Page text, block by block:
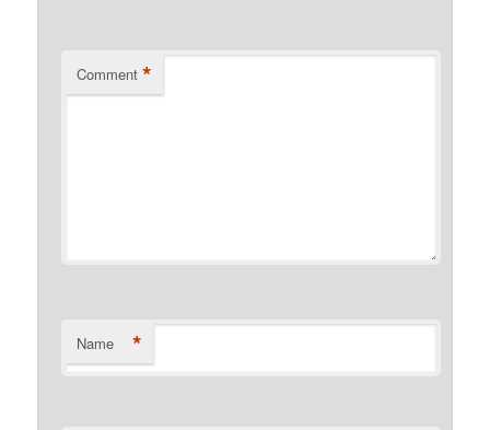
Comment *
Name *